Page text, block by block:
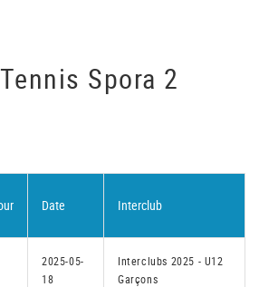
Spora 2
Date Interclub
2025-05-
18
Interclubs 2025 - U12
Garçons